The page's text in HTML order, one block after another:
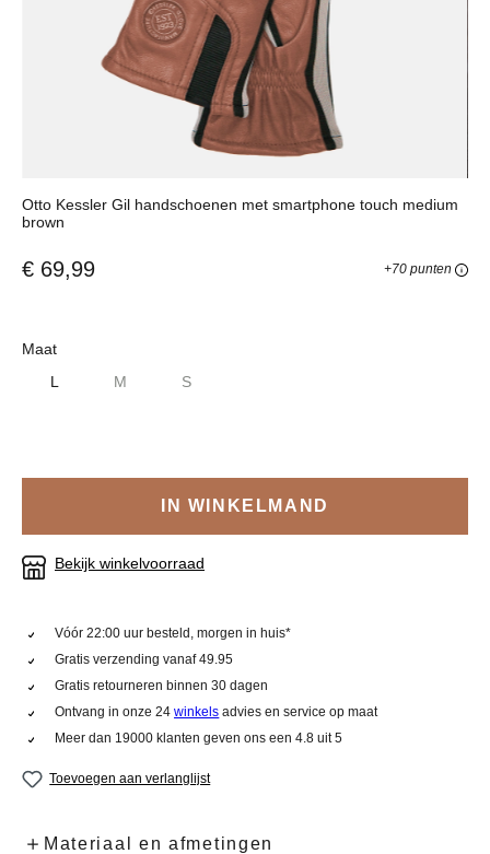
Otto Kessler Gil handschoenen met smartphone touch medium
brown
€ 69,99 +70 punten
Selecteer
Maat
L
M S
IN WINKELMAND
Bekijk winkelvoorraad
Vóór 22:00 uur besteld, morgen in huis*
Gratis verzending vanaf 49.95
Gratis retourneren binnen 30 dagen
Ontvang in onze 24winkels advies en service op maat
Meer dan 19000 klanten geven ons een 4.8 uit 5
Toevoegen aan verlanglijst
Materiaal en afmetingen